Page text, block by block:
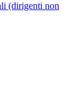
(dirigenti non